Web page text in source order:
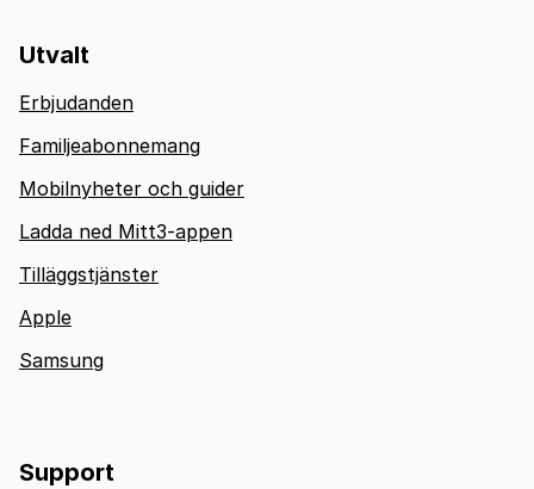
Utvalt
Erbjudanden
Familjeabonnemang
Mobilnyheter och guider
Ladda ned Mitt3-appen
Tilläggstjänster
Apple
Samsung
Support